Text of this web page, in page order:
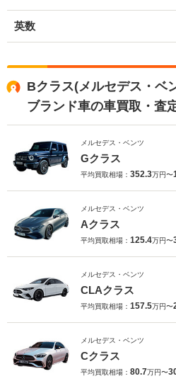
英数
Bクラス(メルセデス・ベ
ブランド車の車買取・査
メルセデス・ベンツ
Gクラス
平均買取相場： 352.3万円〜
メルセデス・ベンツ
Aクラス
平均買取相場： 125.4万円〜
メルセデス・ベンツ
CLAクラス
平均買取相場： 157.5万円〜
メルセデス・ベンツ
Cクラス
平均買取相場： 80.7万円〜